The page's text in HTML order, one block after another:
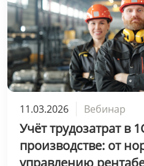
11.03.2026 Вебинар
Учёт трудозатрат в
производстве: от
управлению